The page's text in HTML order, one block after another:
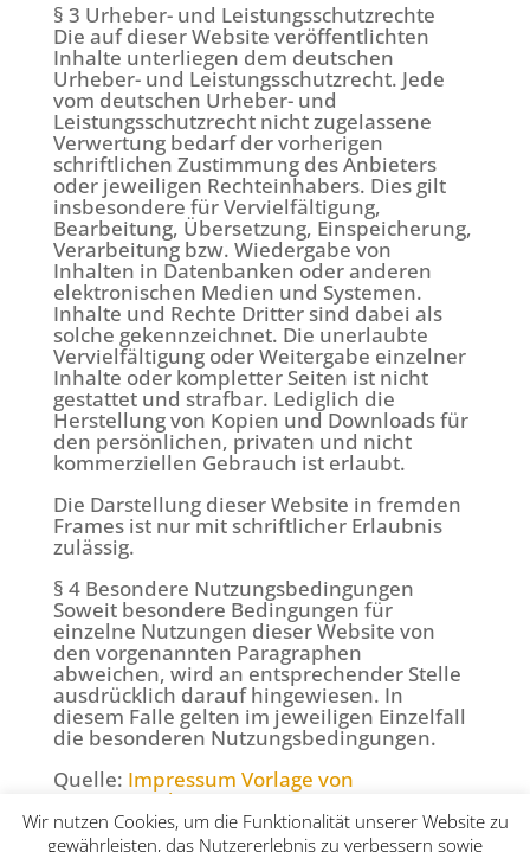
§ 3 Urheber- und Leistungsschutzrechte
Die auf dieser Website veröffentlichten
Inhalte unterliegen dem deutschen
Urheber- und Leistungsschutzrecht. Jede
vom deutschen Urheber- und
Leistungsschutzrecht nicht zugelassene
Verwertung bedarf der vorherigen
schriftlichen Zustimmung des Anbieters
oder jeweiligen Rechteinhabers. Dies gilt
insbesondere für Vervielfältigung,
Bearbeitung, Übersetzung, Einspeicherung,
Verarbeitung bzw. Wiedergabe von
Inhalten in Datenbanken oder anderen
elektronischen Medien und Systemen.
Inhalte und Rechte Dritter sind dabei als
solche gekennzeichnet. Die unerlaubte
Vervielfältigung oder Weitergabe einzelner
Inhalte oder kompletter Seiten ist nicht
gestattet und strafbar. Lediglich die
Herstellung von Kopien und Downloads für
den persönlichen, privaten und nicht
kommerziellen Gebrauch ist erlaubt.
Die Darstellung dieser Website in fremden
Frames ist nur mit schriftlicher Erlaubnis
zulässig.
§ 4 Besondere Nutzungsbedingungen
Soweit besondere Bedingungen für
einzelne Nutzungen dieser Website von
den vorgenannten Paragraphen
abweichen, wird an entsprechender Stelle
ausdrücklich darauf hingewiesen. In
diesem Falle gelten im jeweiligen Einzelfall
die besonderen Nutzungsbedingungen.
Quelle: Impressum Vorlage von
JuraForum.de
Wir nutzen Cookies, um die Funktionalität unserer Website zu
gewährleisten, das Nutzererlebnis zu verbessern sowie